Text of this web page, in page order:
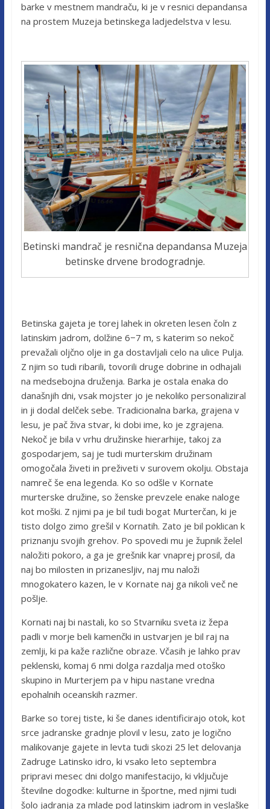
barke v mestnem mandraču, ki je v resnici depandansa
na prostem Muzeja betinskega ladjedelstva v lesu.
Betinski mandrač je resnična depandansa Muzeja
betinske drvene brodogradnje.
Betinska gajeta je torej lahek in okreten lesen čoln z
latinskim jadrom, dolžine 6−7 m, s katerim so nekoč
prevažali oljčno olje in ga dostavljali celo na ulice Pulja.
Z njim so tudi ribarili, tovorili druge dobrine in odhajali
na medsebojna druženja. Barka je ostala enaka do
današnjih dni, vsak mojster jo je nekoliko personaliziral
in ji dodal delček sebe. Tradicionalna barka, grajena v
lesu, je pač živa stvar, ki dobi ime, ko je zgrajena.
Nekoč je bila v vrhu družinske hierarhije, takoj za
gospodarjem, saj je tudi murterskim družinam
omogočala živeti in preživeti v surovem okolju. Obstaja
namreč še ena legenda. Ko so odšle v Kornate
murterske družine, so ženske prevzele enake naloge
kot moški. Z njimi pa je bil tudi bogat Murterčan, ki je
tisto dolgo zimo grešil v Kornatih. Zato je bil poklican k
priznanju svojih grehov. Po spovedi mu je župnik želel
naložiti pokoro, a ga je grešnik kar vnaprej prosil, da
naj bo milosten in prizanesljiv, naj mu naloži
mnogokatero kazen, le v Kornate naj ga nikoli več ne
pošlje.
Kornati naj bi nastali, ko so Stvarniku sveta iz žepa
padli v morje beli kamenčki in ustvarjen je bil raj na
zemlji, ki pa kaže različne obraze. Včasih je lahko prav
peklenski, komaj 6 nmi dolga razdalja med otoško
skupino in Murterjem pa v hipu nastane vredna
epohalnih oceanskih razmer.
Barke so torej tiste, ki še danes identificirajo otok, kot
srce jadranske gradnje plovil v lesu, zato je logično
malikovanje gajete in levta tudi skozi 25 let delovanja
Zadruge Latinsko idro, ki vsako leto septembra
pripravi mesec dni dolgo manifestacijo, ki vključuje
številne dogodke: kulturne in športne, med njimi tudi
šolo jadranja za mlade pod latinskim jadrom in veslaške